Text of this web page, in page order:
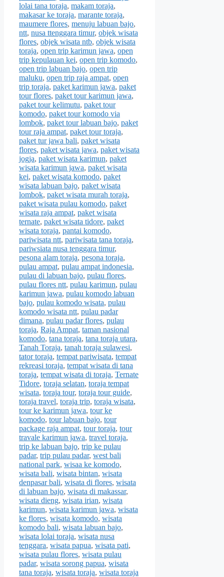
lolai tana toraja, makam toraja,
makasar ke toraja, marante toraja,
maumere flores, menuju labuan bajo,
ntt, nusa ttenggara timur, objek wisata
flores, objek wisata ntb, objek wisata
toraja, open trip karimun jawa, open
trip kepulauan kei, open trip komodo,
open trip labuan bajo, open trip
maluku, open trip raja ampat, open
trip toraja, paket karimun jawa, paket
tour flores, paket tour karimun jawa,
paket tour kelimutu, paket tour
komodo, paket tour komodo via
lombok, paket tour labuan bajo, paket
tour raja ampat, paket tour toraja,
paket tur jawa bali, paket wisata
flores, paket wisata jawa, paket wisata
jogja, paket wisata karimun, paket
wisata karimun jawa, paket wisata
kei, paket wisata komodo, paket
wisata labuan bajo, paket wisata
lombok, paket wisata murah toraja,
paket wisata pulau komodo, paket
wisata raja ampat, paket wisata
ternate, paket wisata tidore, paket
wisata toraja, pantai komodo,
pariwisata ntt, pariwisata tana toraja,
pariwsiata nusa tenggara timur,
pesona alam toraja, pesona toraja,
pulau ampat, pulau ampat indonesia,
pulau di labuan bajo, pulau flores,
pulau flores ntt, pulau karimun, pulau
karimun jawa, pulau komodo labuan
bajo, pulau komodo wisata, pulau
komodo wisata ntt, pulau padar
dimana, pulau padar flores, pulau
toraja, Raja Ampat, taman nasional
komodo, tana toraja, tana toraja utara,
Tanah Toraja, tanah toraja sulawesi,
tator toraja, tempat pariwisata, tempat
rekreasi toraja, tempat wisata di tana
toraja, tempat wisata di toraja, Ternate
Tidore, toraja selatan, toraja tempat
wisata, toraja tour, toraja tour guide,
toraja travel, toraja trip, toraja wisata,
tour ke karimun jawa, tour ke
komodo, tour labuan bajo, tour
package raja ampat, tour toraja, tour
travale karimun jawa, travel toraja,
trip ke labuan bajo, trip ke pulau
padar, trip pulau padar, west bali
national park, wisaa ke komodo,
wisata bali, wisata bintan, wisata
denpasar bali, wisata di flores, wisata
di labuan bajo, wisata di makassar,
wisata dieng, wisata irian, wisata
karimun, wisata karimun jawa, wisata
ke flores, wisata komodo, wisata
komodo bali, wisata labuan bajo,
wisata lolai toraja, wisata nusa
tenggara, wisata papua, wisata pati,
wisata pulau flores, wisata pulau
padar, wisata sorong papua, wisata
tana toraja, wisata toraja, wisata toraja